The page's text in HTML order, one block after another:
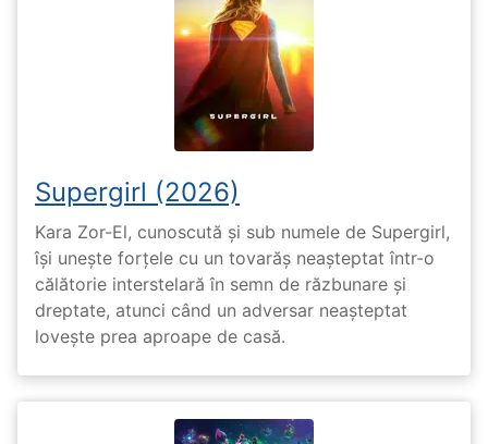
Supergirl (2026)
Kara Zor-El, cunoscută și sub numele de Supergirl,
își unește forțele cu un tovarăș neașteptat într-o
călătorie interstelară în semn de răzbunare și
dreptate, atunci când un adversar neașteptat
lovește prea aproape de casă.